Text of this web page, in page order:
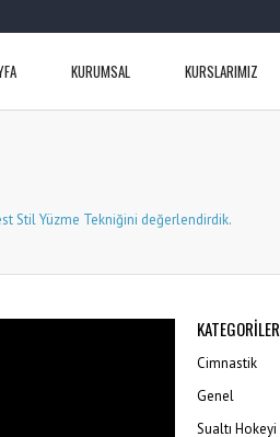
KURUMSAL KURSLARIMIZ
Stil Yüzme Tekniğini değerlendirdik.
KATEGORILER
Cimnastik
Genel
Sualtı Hokeyi